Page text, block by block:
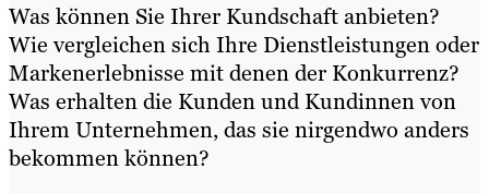
Was können Sie Ihrer Kundschaft anbieten?
Wie vergleichen sich Ihre Dienstleistungen oder
Markenerlebnisse mit denen der Konkurrenz?
Was erhalten die Kunden und Kundinnen von
Ihrem Unternehmen, das sie nirgendwo anders
bekommen können?